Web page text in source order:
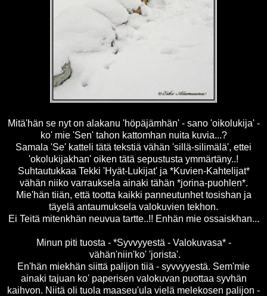
Mitä'hän se nyt on alakanu 'höpäjämhän' - sano 'oikolukija' -
ko' mie 'Sen' tahon kattomhan nuita kuvia...?
Samala 'Se' katteli tätä tekstiä vähän 'sillä-silimälä', ettei
'okolukijakhan' oiken tätä sepustusta ymmärtäny..!
Suhtautukkaa Tekki 'Hyät-Lukijat' ja *Kuvien-Kahtelijat*
vähän niiko varrauksela ainaki tähän *jorina-puohlen*.
Mie'hän tiiän, että tootta kaikki panneutunhet tosishan ja
täyelä antaumuksela valokuvien tekhon.
Ei Teitä mitenkhän neuvua tartte..!! Enhän mie ossaiskhan...
Minun piti tuosta - *Syvvyyestä - Valokuvasa* -
vähän'niin'ko' 'jorista'.
En'hän miekhän siittä palijon tiiä - syvvyyestä. Sem'mie
ainaki tajuan ko' paperisen valokuvan puottaa syvhän
kaihvon. Niitä oli tuola maaseu'ula vielä melekosen palijon -